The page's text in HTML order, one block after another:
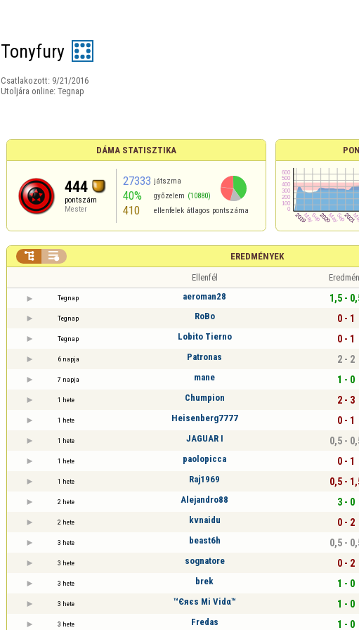
Tonyfury
Csatlakozott: 9/21/2016
Utoljára online: Tegnap
DÁMA STATISZTIKA
444
pontszám
Mester
27333 játszma
40% győzelem (10880)
410 ellenfelek átlagos pontszáma
EREDMÉNYEK
 
Ellenfél
Tegnap aeroman28 1,5 -
Tegnap RoBo 0 - 1
Tegnap Lobito Tierno 0 - 1
6 napja Patronas 2 - 2
7 napja mane 1 - 0
1 hete Chumpion 2 - 3
1 hete Heisenberg7777 0 - 1
1 hete JAGUAR I 0,5 -
1 hete paolopicca 0 - 1
1 hete Raj1969 0,5 -
2 hete Alejandro88 3 - 0
2 hete kvnaidu 0 - 2
3 hete beast6h 0,5 -
3 hete sognatore 0 - 2
3 hete brek 1 - 0
3 hete ™Єяєs Мi Vidα™ 1 - 0
3 hete Fredas 1 - 0